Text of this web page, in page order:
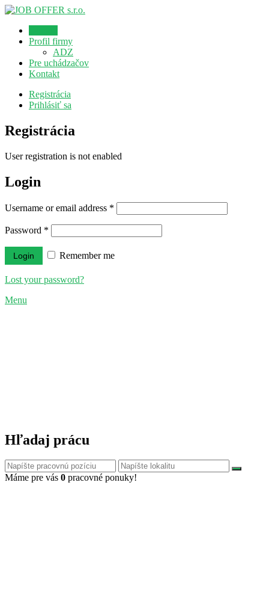
Profil firmy
ADZ
Pre uchádzačov
Kontakt
Registrácia
Prihlásiť sa
Registrácia
User registration is not enabled
Login
Username or email address *
Password *
Remember me
Lost your password?
Menu
Hľadaj prácu
Máme pre vás 0 pracovné ponuky!